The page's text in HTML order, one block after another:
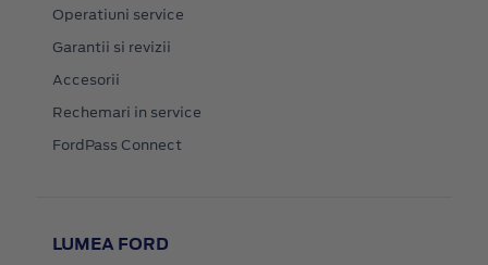
Operatiuni service
Garantii si revizii
Accesorii
Rechemari in service
FordPass Connect
LUMEA FORD